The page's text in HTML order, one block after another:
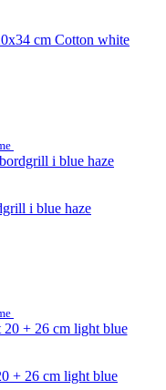
cm Cotton white
i blue haze
+ 26 cm light blue